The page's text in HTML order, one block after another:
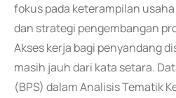
fokus pada keterampilan
dan strategi pengembangan
Akses kerja bagi penyandang
masih jauh dari kata setara.
(BPS) dalam Analisis Tematik